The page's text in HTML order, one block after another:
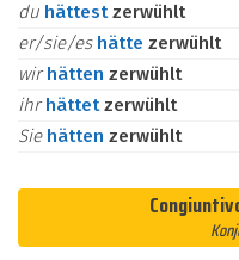
du hättestzerwühlt
er/sie/es hätte zerwühlt
wirhätten zerwühlt
ihrhättetzerwühlt
Sie hätten zerwühlt